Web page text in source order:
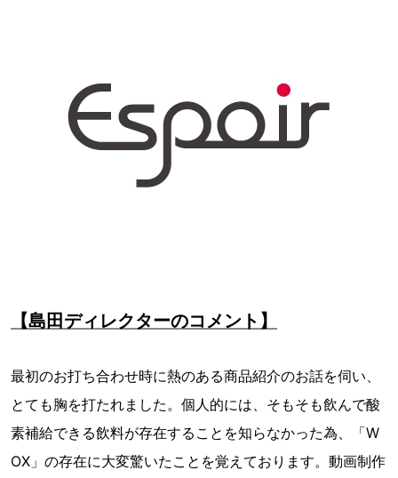
【島田ディレクターのコメント】
最初のお打ち合わせ時に熱のある商品紹介のお話を伺い、
とても胸を打たれました。個人的には、そもそも飲んで酸
素補給できる飲料が存在することを知らなかった為、「W
OX」の存在に大変驚いたことを覚えております。動画制作